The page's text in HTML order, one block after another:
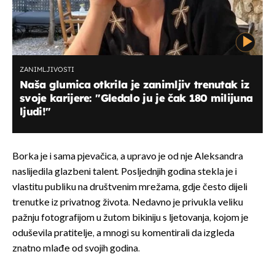
ZANIMLJIVOSTI
Naša glumica otkrila je zanimljiv trenutak iz
svoje karijere: ''Gledalo ju je čak 180 milijuna
ljudi!"
Borka je i sama pjevačica, a upravo je od nje Aleksandra
naslijedila glazbeni talent. Posljednjih godina stekla je i
vlastitu publiku na društvenim mrežama, gdje često dijeli
trenutke iz privatnog života. Nedavno je privukla veliku
pažnju fotografijom u žutom bikiniju s ljetovanja, kojom je
oduševila pratitelje, a mnogi su komentirali da izgleda
znatno mlađe od svojih godina.